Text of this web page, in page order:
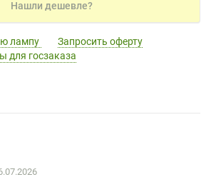
Нашли дешевле?
лампу
Запросить оферту
для госзаказа